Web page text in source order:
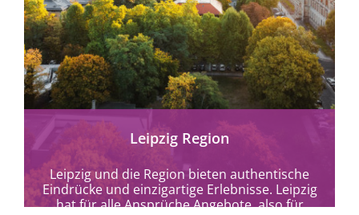
mehr erfahren
Leipzig Region
Leipzig und die Region bieten authentische
Eindrücke und einzigartige Erlebnisse. Leipzig
hat für alle Ansprüche Angebote, also für